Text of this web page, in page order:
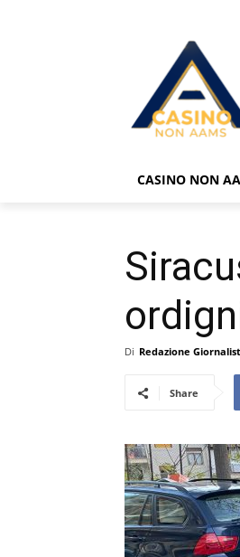
CASINO NON
Di Redazione
Share